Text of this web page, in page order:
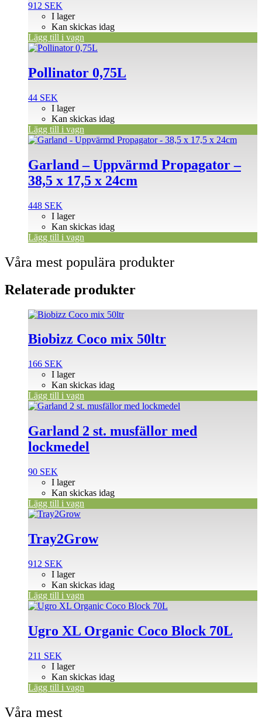
912 SEK
I lager
Kan skickas idag
Lägg till i vagn
Pollinator 0,75L
44 SEK
I lager
Kan skickas idag
Lägg till i vagn
Garland – Uppvärmd Propagator –
38,5 x 17,5 x 24cm
448 SEK
I lager
Kan skickas idag
Lägg till i vagn
Våra mest populära produkter
Relaterade produkter
Biobizz Coco mix 50ltr
166 SEK
I lager
Kan skickas idag
Lägg till i vagn
Garland 2 st. musfällor med
lockmedel
90 SEK
I lager
Kan skickas idag
Lägg till i vagn
Tray2Grow
912 SEK
I lager
Kan skickas idag
Lägg till i vagn
Ugro XL Organic Coco Block 70L
211 SEK
I lager
Kan skickas idag
Lägg till i vagn
Våra mest